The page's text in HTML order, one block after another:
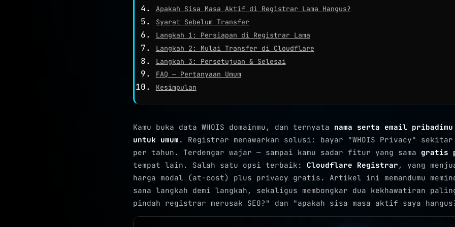
Apakah Sisa Masa Aktif di Registrar Lama Hangus?
Syarat Sebelum Transfer
Langkah 1: Persiapan di Registrar Lama
Langkah 2: Mulai Transfer di Cloudflare
Langkah 3: Persetujuan & Selesai
FAQ — Pertanyaan Umum
Kesimpulan
Kamu buka data WHOIS domainmu, dan ternyata nama serta email pribadimu
untuk umum . Registrar menawarkan solusi: bayar "WHOIS Privacy" sekitar
per tahun. Terdengar wajar — sampai kamu sadar fitur yang sama gratis
tempat lain. Salah satu opsi terbaik: Cloudflare Registrar , yang
harga modal (at-cost) plus privacy gratis. Artikel ini memandumu
sana langkah demi langkah, sekaligus membongkar dua kekhawatiran
pindah registrar merusak SEO?" dan "apakah sisa masa aktif saya